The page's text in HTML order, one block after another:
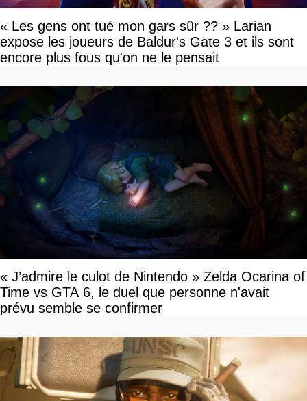
« Les gens ont tué mon gars sûr ?? » Larian
expose les joueurs de Baldur's Gate 3 et ils sont
encore plus fous qu'on ne le pensait
« J’admire le culot de Nintendo » Zelda Ocarina of
Time vs GTA 6, le duel que personne n'avait
prévu semble se confirmer